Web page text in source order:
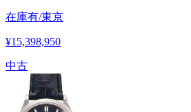
在庫有/東京
¥15,398,950
中古